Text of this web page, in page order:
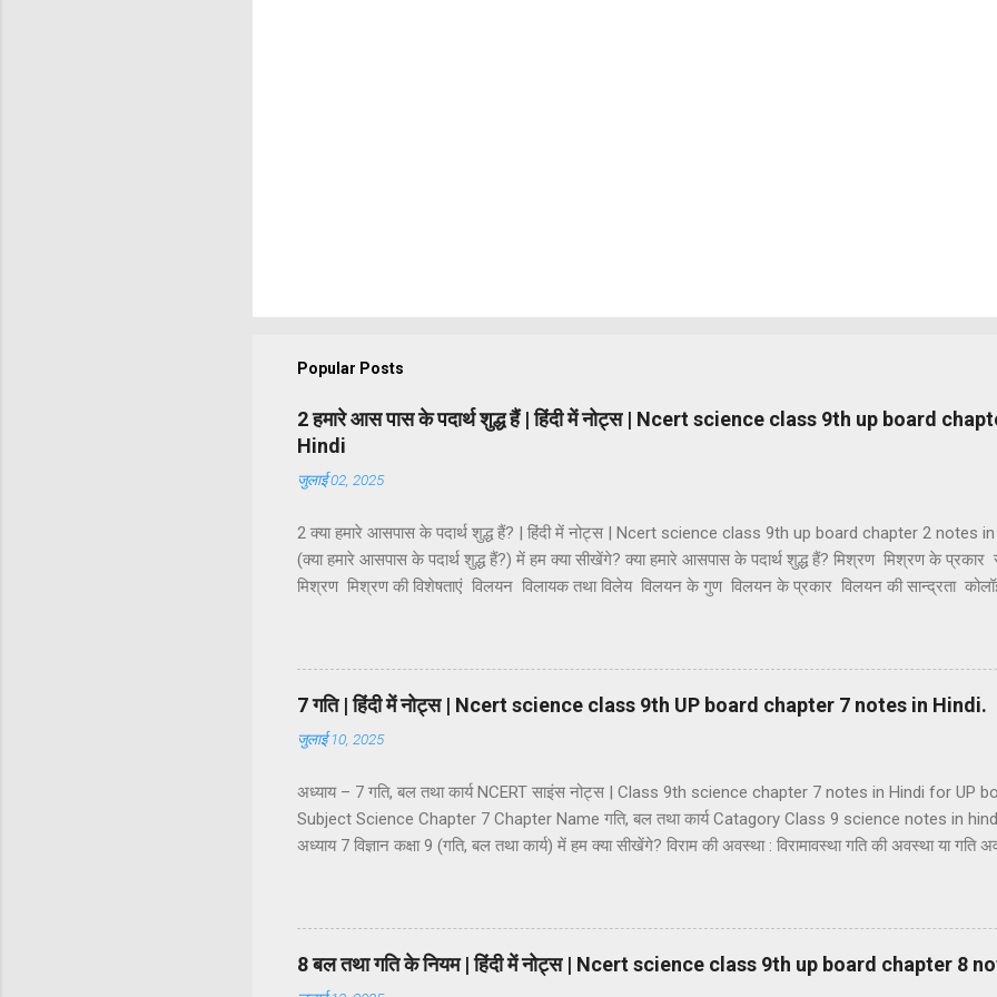
Popular Posts
2 हमारे आस पास के पदार्थ शुद्ध हैं | हिंदी में नोट्स | Ncert science class 9th up board
Hindi
जुलाई 02, 2025
2 क्या हमारे आसपास के पदार्थ शुद्ध हैं? | हिंदी में नोट्स | Ncert science class 9th up board chapter 2 notes in
(क्या हमारे आसपास के पदार्थ शुद्ध हैं?) में हम क्या सीखेंगे? क्या हमारे आसपास के पदार्थ शुद्ध हैं? मिश्रण मिश्रण के प्रकार
मिश्रण मिश्रण की विशेषताएं विलयन विलायक तथा विलेय विलयन के गुण विलयन के प्रकार विलयन की सान्द्रता
अनिश्चित अनुपात में मिलाया जाता है और किसी नई वस्तु का निर्माण नहीं होता है तो ऐसे पदार्थ को मिश्रण कहते हैं। मिश्रण
7 गति | हिंदी में नोट्स | Ncert science class 9th UP board chapter 7 notes in Hindi.
जुलाई 10, 2025
अध्याय – 7 गति, बल तथा कार्य NCERT साइंस नोट्स | Class 9th science chapter 7 notes in Hindi for UP
Subject Science Chapter 7 Chapter Name गति, बल तथा कार्य Catagory Class 9 science notes in
अध्याय 7 विज्ञान कक्षा 9 (गति, बल तथा कार्य) में हम क्या सीखेंगे? विराम की अवस्था : विरामावस्था गति की अवस्था या गति
सरल रेखीय गति एक समान गति और आसमान गति एकसमान गति असमान गति गति की दर का मापन : चाल चाल का
असमान चाल असमान चाल के प्रकार (a) औसत चाल (b) तात्क्षणिक चाल वेग वेग का मात्रक वेग के प्रकार (1)
वेग के प्रकार ...
8 बल तथा गति के नियम | हिंदी में नोट्स | Ncert science class 9th up board chapter 8